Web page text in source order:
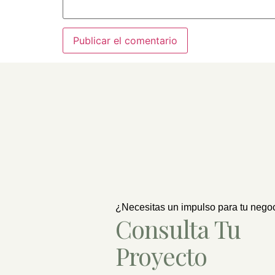
¿Necesitas un impulso para tu
Consulta Tu
Proyecto